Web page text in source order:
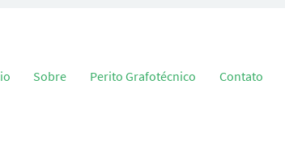
para o conteúdo
Sobre Perito Grafotécnico Contato